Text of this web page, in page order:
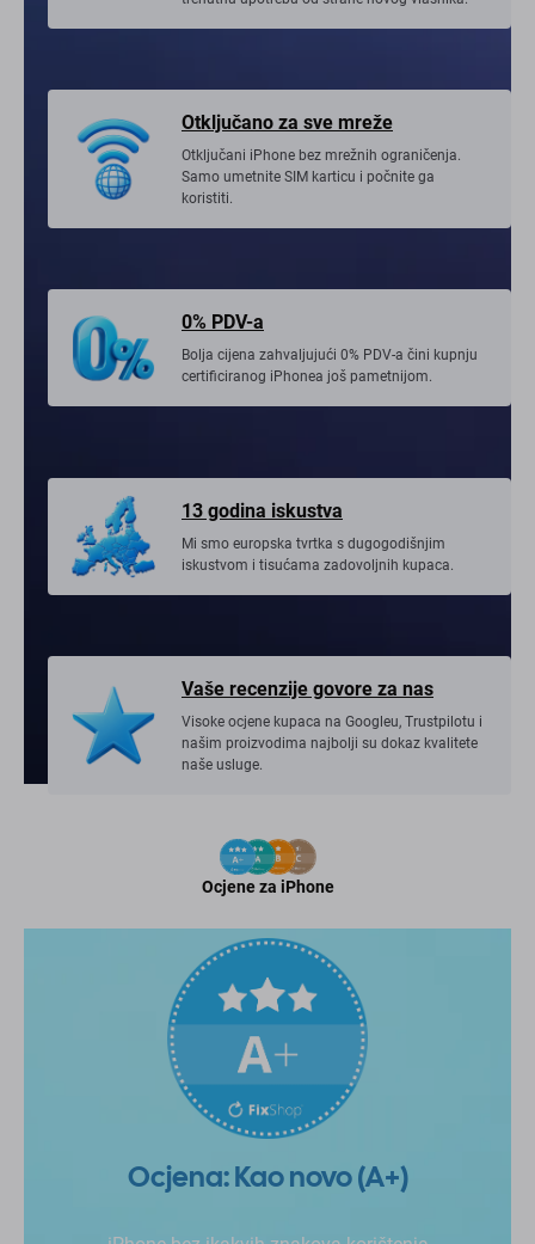
Otključano za sve mreže
Otključani iPhone bez mrežnih ograničenja.
Samo umetnite SIM karticu i počnite ga
koristiti.
0% PDV-a
Bolja cijena zahvaljujući 0% PDV-a čini kupnju
certificiranog iPhonea još pametnijom.
13 godina iskustva
Mi smo europska tvrtka s dugogodišnjim
iskustvom i tisućama zadovoljnih kupaca.
Vaše recenzije govore za nas
Visoke ocjene kupaca na Googleu, Trustpilotu i
našim proizvodima najbolji su dokaz kvalitete
naše usluge.
Ocjene za iPhone
Ocjena: Kao novo (A+)